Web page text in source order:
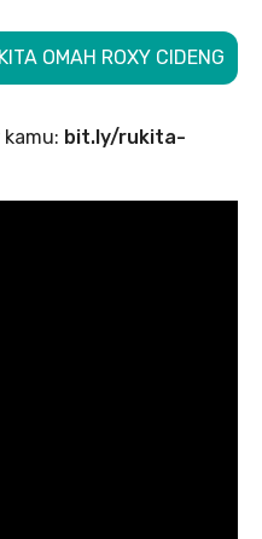
OMAH ROXY CIDENG
bit.ly/rukita-